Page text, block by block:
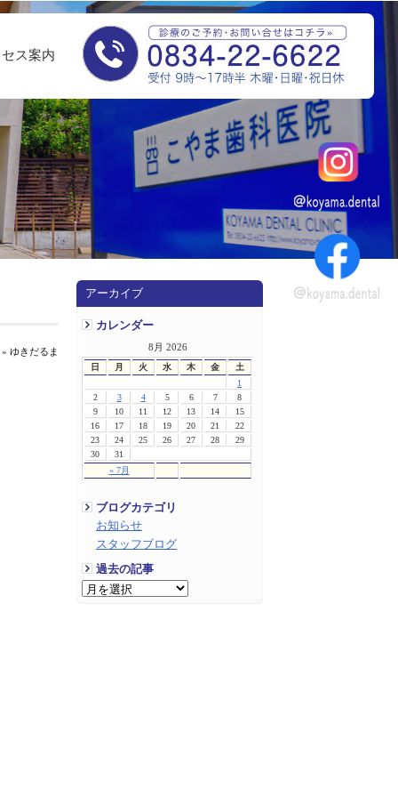
ス案内
アーカイブ
カレンダー
8月 2026
日 月 火 水 木 金 土
« 7月
1
2
3 4 5 6 7
8
9
10 11 12 13 14
15
16
17 18 19 20 21
22
23
24 25 26 27 28
29
30
31
ブログカテゴリ
お知らせ
スタッフブログ
過去の記事
» ゆきだるま